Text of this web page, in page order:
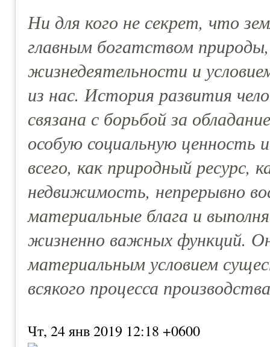
Ни для кого не секрет, что
главным богатством
жизнедеятельности и
из нас. История развития
связана с борьбой за
особую социальную ценность
всего, как природный ресурс,
недвижимость, непрерывно
материальные блага и
жизненно важных функций.
материальным условием
всякого процесса
Чт, 24 янв 2019 12:18 +0600